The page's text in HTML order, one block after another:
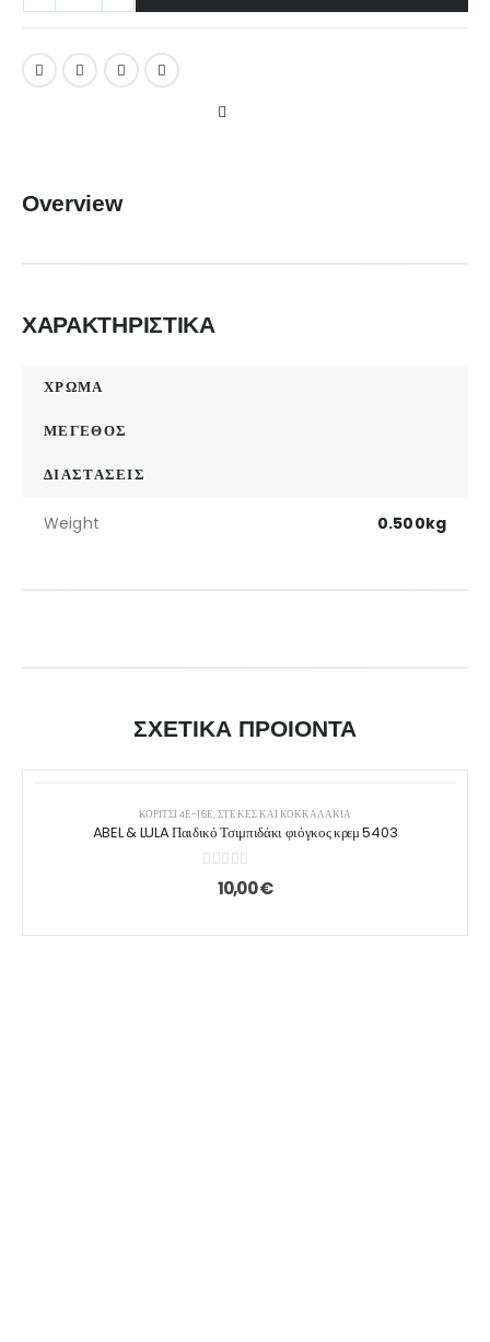
Overview
ΧΑΡΑΚΤΗΡΙΣΤΙΚΑ
ΧΡΩΜΑ
ΜΕΓΕΘΟΣ
ΔΙΑΣΤΑΣΕΙΣ
Weight 0.500kg
ΣΧΕΤΙΚΑ ΠΡΟΙΟΝΤΑ
ΚΟΡΙΤΣΙ 4Ε-16Ε,ΣΤΈΚΕΣ ΚΑΙ ΚΟΚΚΑΛΆΚΙΑ
ABEL & LULA Παιδικό Τσιμπιδάκι φιόγκος κρεμ 5403
out of 5
10,00€